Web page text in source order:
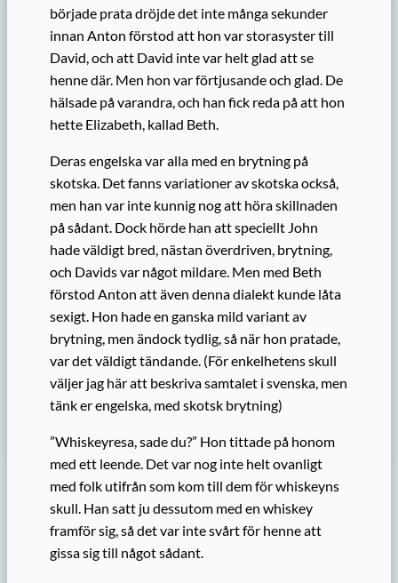
började prata dröjde det inte många sekunder
innan Anton förstod att hon var storasyster till
David, och att David inte var helt glad att se
henne där. Men hon var förtjusande och glad. De
hälsade på varandra, och han fick reda på att hon
hette Elizabeth, kallad Beth.
Deras engelska var alla med en brytning på
skotska. Det fanns variationer av skotska också,
men han var inte kunnig nog att höra skillnaden
på sådant. Dock hörde han att speciellt John
hade väldigt bred, nästan överdriven, brytning,
och Davids var något mildare. Men med Beth
förstod Anton att även denna dialekt kunde låta
sexigt. Hon hade en ganska mild variant av
brytning, men ändock tydlig, så när hon pratade,
var det väldigt tändande. (För enkelhetens skull
väljer jag här att beskriva samtalet i svenska, men
tänk er engelska, med skotsk brytning)
”Whiskeyresa, sade du?” Hon tittade på honom
med ett leende. Det var nog inte helt ovanligt
med folk utifrån som kom till dem för whiskeyns
skull. Han satt ju dessutom med en whiskey
framför sig, så det var inte svårt för henne att
gissa sig till något sådant.